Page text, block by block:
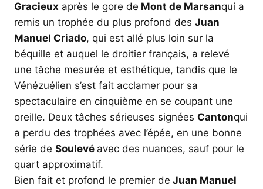
Gracieux après le gore de Mont de Marsanqui a
remis un trophée du plus profond des Juan
Manuel Criado, qui est allé plus loin sur la
béquille et auquel le droitier français, a relevé
une tâche mesurée et esthétique, tandis que le
Vénézuélien s’est fait acclamer pour sa
spectaculaire en cinquième en se coupant une
oreille. Deux tâches sérieuses signées Cantonqui
a perdu des trophées avec l’épée, en une bonne
série de Soulevé avec des nuances, sauf pour le
quart approximatif.
Bien fait et profond le premier de Juan Manuel